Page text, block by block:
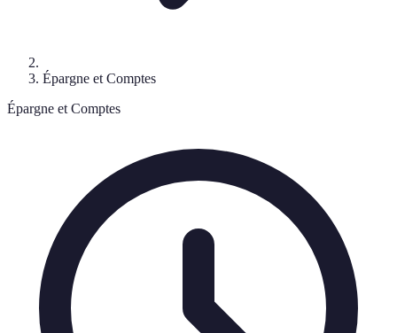
Épargne et Comptes
Épargne et Comptes